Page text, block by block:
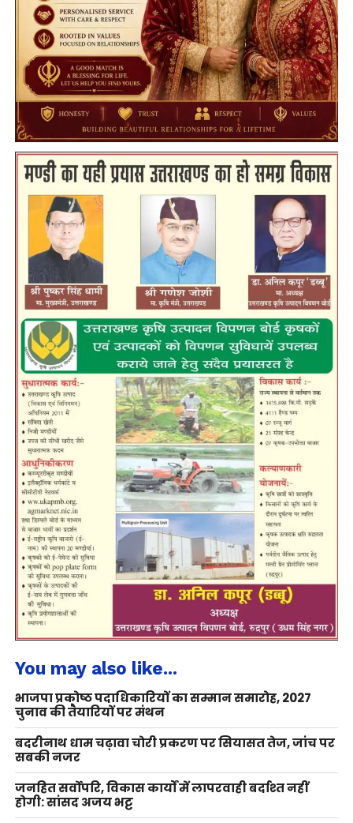
You may also like...
भाजपा प्रकोष्ठ पदाधिकारियों का सम्मान समारोह, 2027
चुनाव की तैयारियों पर मंथन
बदरीनाथ धाम चढ़ावा चोरी प्रकरण पर सियासत तेज, जांच पर
सबकी नजर
जनहित सर्वोपरि, विकास कार्यों में लापरवाही बर्दाश्त नहीं
होगी: सांसद अजय भट्ट